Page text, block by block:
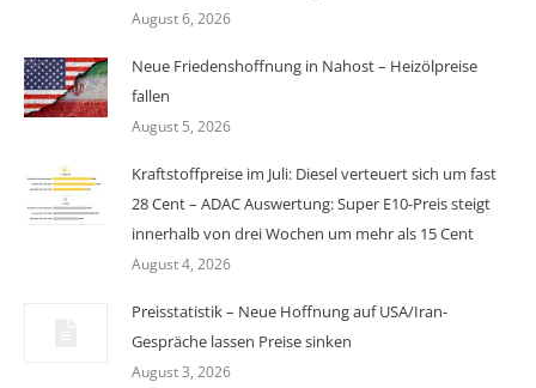
August 6, 2026
Neue Friedenshoffnung in Nahost – Heizölpreise
fallen
August 5, 2026
Kraftstoffpreise im Juli: Diesel verteuert sich um fast
28 Cent – ADAC Auswertung: Super E10-Preis steigt
innerhalb von drei Wochen um mehr als 15 Cent
August 4, 2026
Preisstatistik – Neue Hoffnung auf USA/Iran-
Gespräche lassen Preise sinken
August 3, 2026